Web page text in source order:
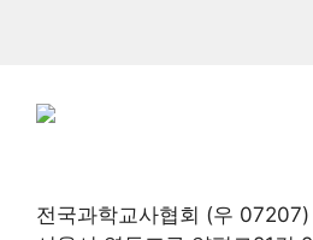
전국과학교사협회 (우 07207)